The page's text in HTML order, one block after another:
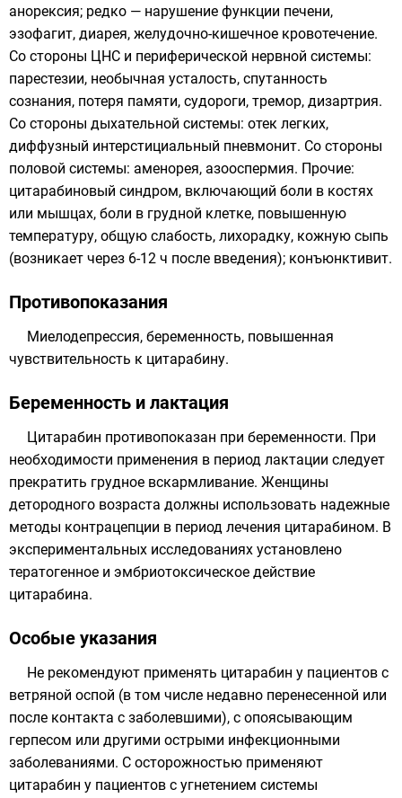
анорексия; редко — нарушение функции печени,
эзофагит, диарея, желудочно-кишечное кровотечение.
Со стороны ЦНС и периферической нервной системы:
парестезии, необычная усталость, спутанность
сознания, потеря памяти, судороги, тремор, дизартрия.
Со стороны дыхательной системы: отек легких,
диффузный интерстициальный пневмонит. Со стороны
половой системы: аменорея, азооспермия. Прочие:
цитарабиновый синдром, включающий боли в костях
или мышцах, боли в грудной клетке, повышенную
температуру, общую слабость, лихорадку, кожную сыпь
(возникает через 6-12 ч после введения); конъюнктивит.
Противопоказания
Миелодепрессия, беременность, повышенная
чувствительность к цитарабину.
Беременность и лактация
Цитарабин противопоказан при беременности. При
необходимости применения в период лактации следует
прекратить грудное вскармливание. Женщины
детородного возраста должны использовать надежные
методы контрацепции в период лечения цитарабином. В
экспериментальных исследованиях установлено
тератогенное и эмбриотоксическое действие
цитарабина.
Особые указания
Не рекомендуют применять цитарабин у пациентов с
ветряной оспой (в том числе недавно перенесенной или
после контакта с заболевшими), с опоясывающим
герпесом или другими острыми инфекционными
заболеваниями. С осторожностью применяют
цитарабин у пациентов с угнетением системы